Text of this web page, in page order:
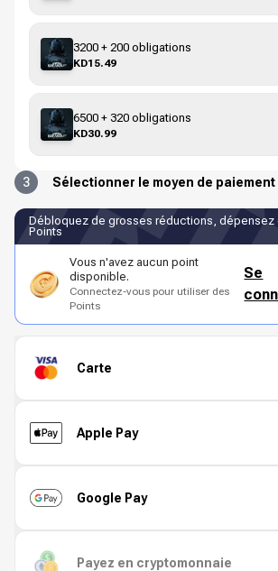
3200 + 200 obligations
KD15.49
6500 + 320 obligations
KD30.99
3 Sélectionner le moyen de paiement
Débloquez de grosses réductions, dépensez
Points
Vous n'avez aucun point
disponible.
Connectez-vous pour utiliser des
Points
Se
Carte
Apple Pay
Google Pay
Payez en cryptomonnaie